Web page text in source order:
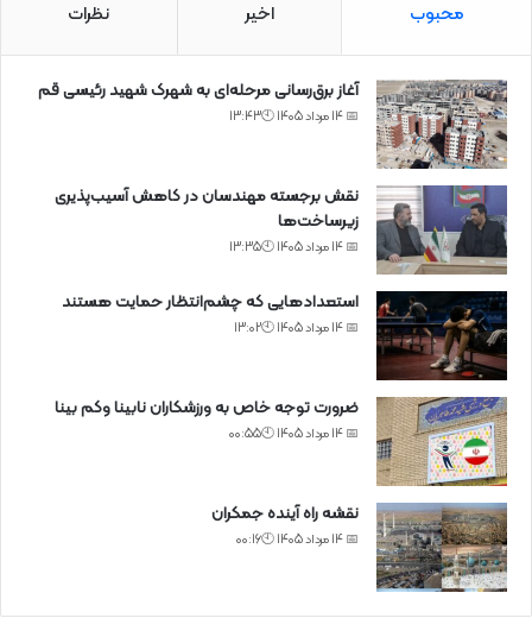
محبوب اخیر نظرات
آغاز برق‌رسانی مرحله‌ای به شهرک شهید رئیسی قم
📅 14 مرداد 1405 🕙13:43
نقش برجسته مهندسان در کاهش آسیب‌پذیری
زیرساخت‌ها
📅 14 مرداد 1405 🕙13:35
استعدادهایی که چشم‌انتظار حمایت هستند
📅 14 مرداد 1405 🕙13:02
ضرورت توجه خاص به ورزشکاران نابینا وکم بینا
📅 14 مرداد 1405 🕙00:55
نقشه راه آینده جمکران
📅 14 مرداد 1405 🕙00:16